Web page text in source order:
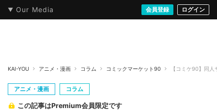
Our Media 会員登録 ログイン
本・文芸 情報化社会 音楽・映像 ゲームストリート
KAI-YOU アニメ・漫画 コラム コミックマーケット90 【コミケ90】同
アニメ・漫画 コラム
この記事はPremium会員限定です